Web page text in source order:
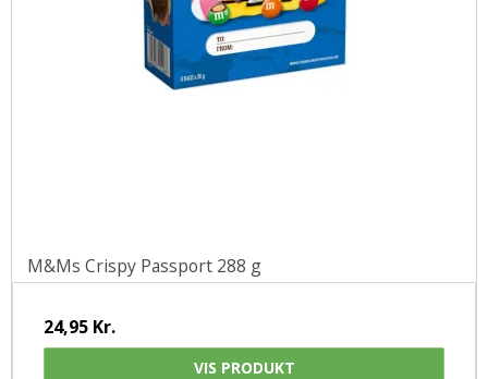
M&Ms Crispy Passport 288 g
24,95 Kr.
VIS PRODUKT